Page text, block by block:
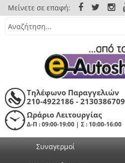
Μείνετε σε επαφή:
Τηλέφωνο Παραγγελιών
210-4922186 - 2130386709
Ωράριο Λειτουργίας
Δ-Π : 09:00-19:00 | Σ : 10:00-16:00
Συναγερμοί